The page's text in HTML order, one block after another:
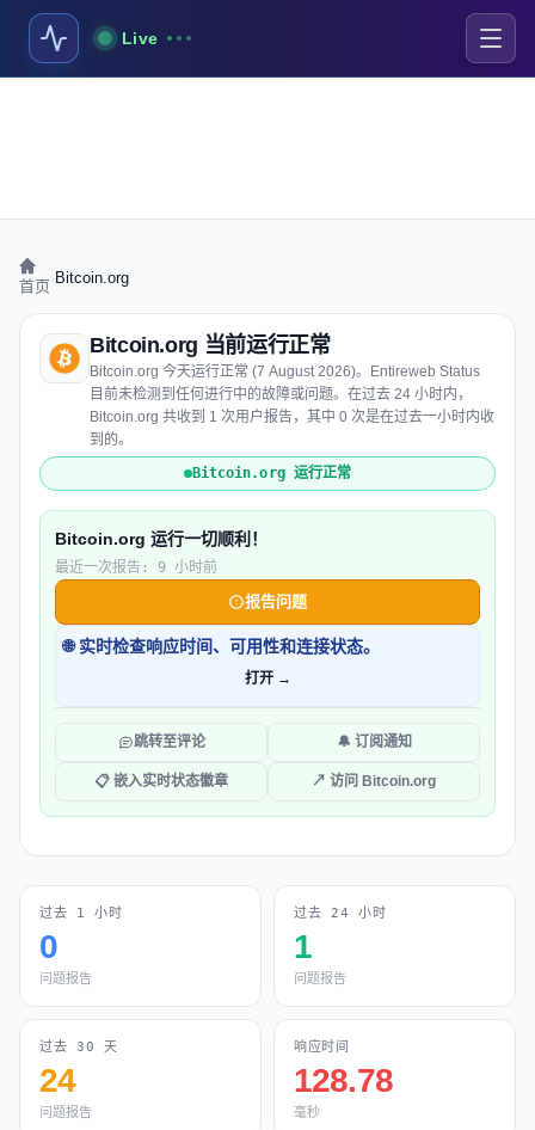
Live
首页 Bitcoin.org
Bitcoin.org 当前运行正常
Bitcoin.org 今天运行正常 (7 August 2026)。Entireweb Status
目前未检测到任何进行中的故障或问题。在过去 24 小时内，
Bitcoin.org 共收到 1 次用户报告，其中 0 次是在过去一小时内收
到的。
Bitcoin.org 运行正常
Bitcoin.org 运行一切顺利！
最近一次报告: 9 小时前
报告问题
🌐 实时检查响应时间、可用性和连接状态。
打开 →
跳转至评论 🔔 订阅通知
📋 嵌入实时状态徽章 ↗ 访问 Bitcoin.org
过去 1 小时
0
问题报告
过去 24 小时
1
问题报告
过去 30 天
24
问题报告
响应时间
128.78
毫秒